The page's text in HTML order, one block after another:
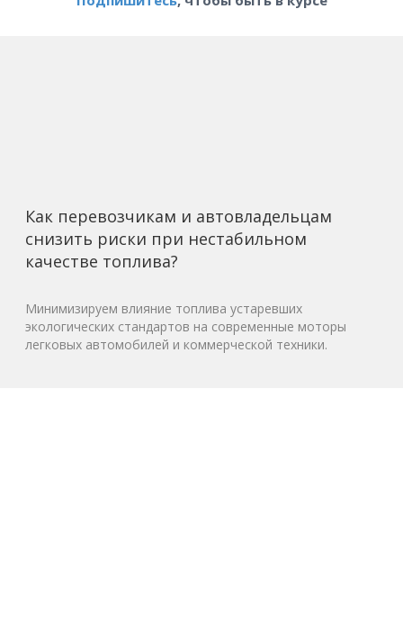
Как перевозчикам и автовладельцам
снизить риски при нестабильном
качестве топлива?
Минимизируем влияние топлива устаревших
экологических стандартов на современные моторы
легковых автомобилей и коммерческой техники.